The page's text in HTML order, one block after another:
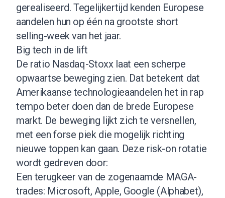
gerealiseerd. Tegelijkertijd kenden Europese
aandelen hun op één na grootste short
selling-week van het jaar.
Big tech in de lift
De ratio Nasdaq-Stoxx laat een scherpe
opwaartse beweging zien. Dat betekent dat
Amerikaanse technologieaandelen het in rap
tempo beter doen dan de brede Europese
markt. De beweging lijkt zich te versnellen,
met een forse piek die mogelijk richting
nieuwe toppen kan gaan. Deze risk-on rotatie
wordt gedreven door:
Een terugkeer van de zogenaamde MAGA-
trades: Microsoft, Apple, Google (Alphabet),